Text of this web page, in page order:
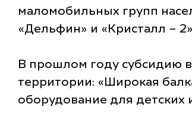
маломобильных групп
«Дельфин» и «Кристалл –
В прошлом году субсидию
территории: «Широкая
оборудование для детских